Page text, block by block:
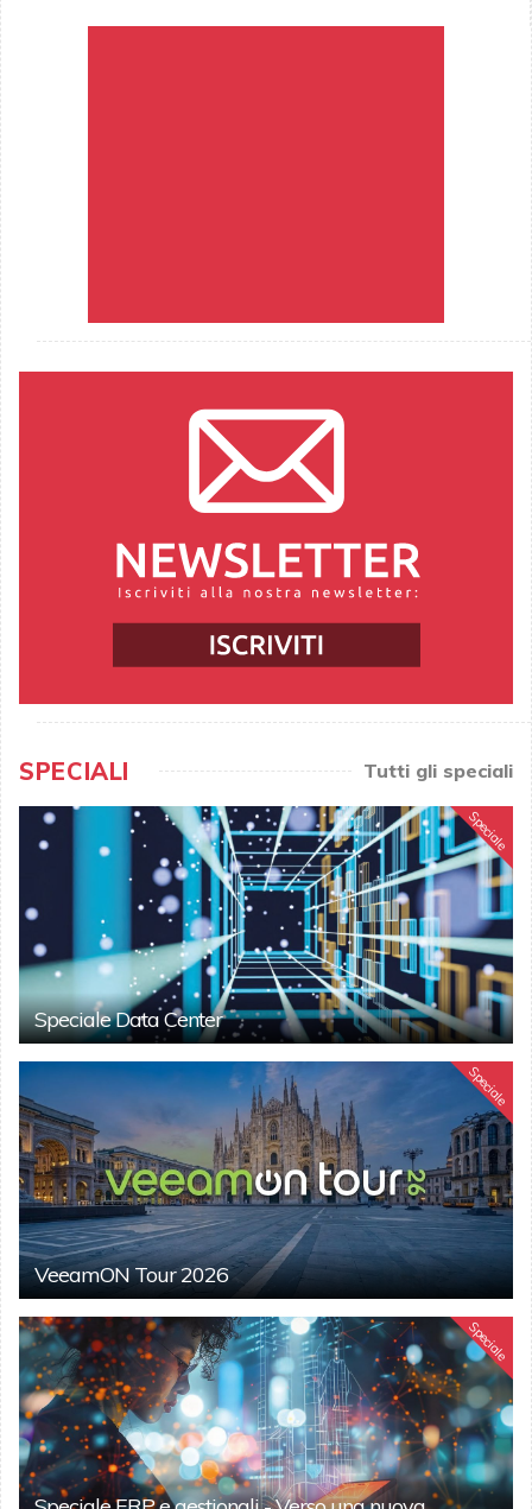
SPECIALI Tutti gli speciali
Speciale
Speciale Data Center
Speciale
VeeamON Tour 2026
Speciale